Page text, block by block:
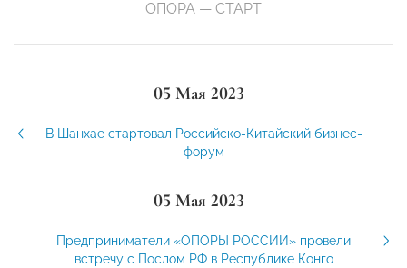
ОПОРА — СТАРТ
05 Мая 2023
В Шанхае стартовал Российско-Китайский бизнес-
форум
05 Мая 2023
Предприниматели «ОПОРЫ РОССИИ» провели
встречу с Послом РФ в Республике Конго